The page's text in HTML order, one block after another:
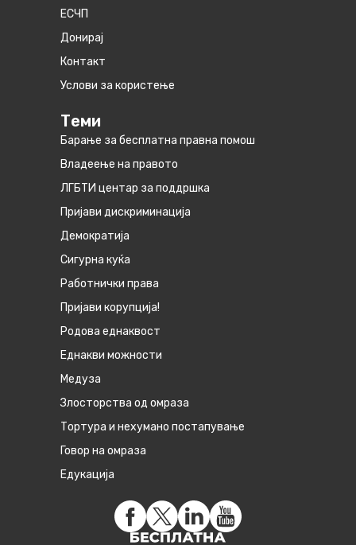
ЕСЧП
Донирај
Контакт
Услови за користење
Теми
Барање за бесплатна правна помош
Владеење на правото
ЛГБТИ центар за поддршка
Пријави дискриминација
Демократија
Сигурна куќа
Работнички права
Пријави корупција!
Родова еднаквост
Eднакви можности
Медуза
Злосторства од омраза
Тортура и нехумано постапување
Говор на омраза
Едукација